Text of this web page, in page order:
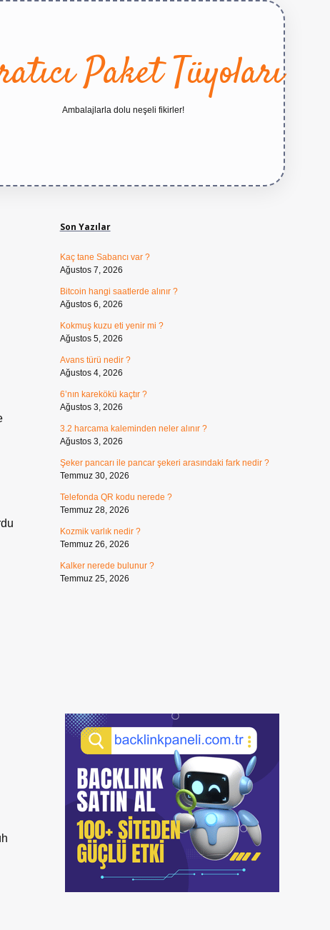
Paket Tüyoları
Ambalajlarla dolu neşeli fikirler!
Son Yazılar
Kaç tane Sabancı var ?
Ağustos 7, 2026
Bitcoin hangi saatlerde alınır ?
Ağustos 6, 2026
Kokmuş kuzu eti yenir mi ?
Ağustos 5, 2026
Avans türü nedir ?
Ağustos 4, 2026
6’nın karekökü kaçtır ?
Ağustos 3, 2026
3.2 harcama kaleminden neler alınır ?
Ağustos 3, 2026
Şeker pancarı ile pancar şekeri arasındaki fark nedir ?
Temmuz 30, 2026
Telefonda QR kodu nerede ?
Temmuz 28, 2026
Kozmik varlık nedir ?
Temmuz 26, 2026
Kalker nerede bulunur ?
Temmuz 25, 2026